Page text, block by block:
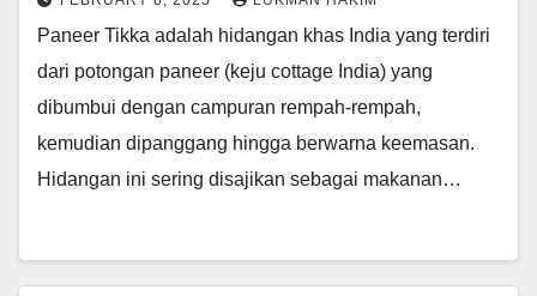
Paneer Tikka adalah hidangan khas India yang terdiri
dari potongan paneer (keju cottage India) yang
dibumbui dengan campuran rempah-rempah,
kemudian dipanggang hingga berwarna keemasan.
Hidangan ini sering disajikan sebagai makanan…